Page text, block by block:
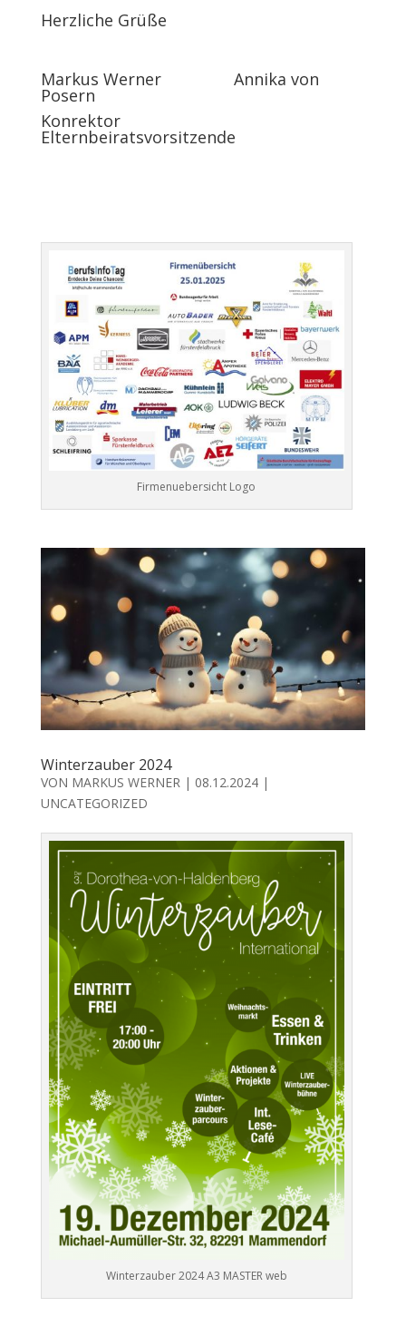
Herzliche Grüße
Markus Werner Annika von
Posern
Konrektor
Elternbeiratsvorsitzende
Firmenuebersicht Logo
Winterzauber 2024
VON MARKUS WERNER| 08.12.2024|
UNCATEGORIZED
Winterzauber 2024 A3 MASTER web